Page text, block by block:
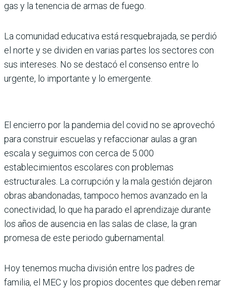
gas y la tenencia de armas de fuego.
La comunidad educativa está resquebra­jada, se perdió
el norte y se dividen en varias partes los sectores con
sus intereses. No se destacó el consenso entre lo
urgente, lo importante y lo emergente.
El encierro por la pandemia del covid no se aprovechó
para construir escuelas y refac­cionar aulas a gran
escala y seguimos con cerca de 5.000
establecimientos escolares con problemas
estructurales. La corrupción y la mala gestión dejaron
obras abandona­das, tampoco hemos avanzado en la
conec­tividad, lo que ha parado el aprendizaje durante
los años de ausencia en las salas de clase, la gran
promesa de este periodo gubernamental.
Hoy tenemos mucha división entre los padres de
familia, el MEC y los propios docentes que deben remar